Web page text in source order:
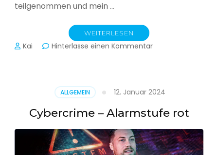
teilgenommen und mein …
WEITERLESEN
Kai Hinterlasse einen Kommentarzu
Produktion
ALLGEMEIN 12. Januar 2024
Cybercrime – Alarmstufe rot